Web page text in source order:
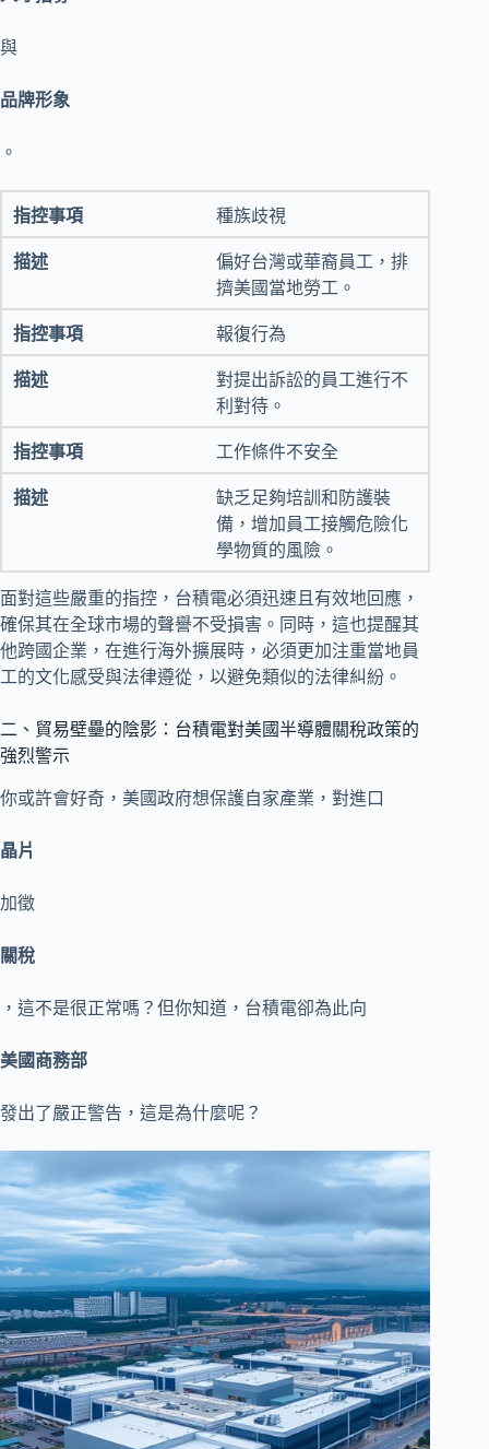
與
品牌形象
。
種族歧視
偏好台灣或華裔員工，排
擠美國當地勞工。
報復行為
對提出訴訟的員工進行不
利對待。
工作條件不安全
缺乏足夠培訓和防護裝
備，增加員工接觸危險化
學物質的風險。
面對這些嚴重的指控，台積電必須迅速且有效地回應，
確保其在全球市場的聲譽不受損害。同時，這也提醒其
他跨國企業，在進行海外擴展時，必須更加注重當地員
工的文化感受與法律遵從，以避免類似的法律糾紛。
二、貿易壁壘的陰影：台積電對美國半導體關稅政策的
強烈警示
你或許會好奇，美國政府想保護自家產業，對進口
晶片
加徵
關稅
，這不是很正常嗎？但你知道，台積電卻為此向
美國商務部
發出了嚴正警告，這是為什麼呢？